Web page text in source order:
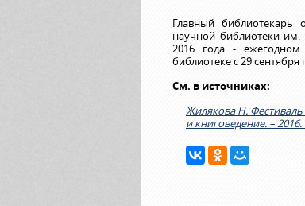
Главный библиотекарь
научной библиотеки
2016 года -
библиотеке с 29 сентября
См. в источниках:
Жилякова Н.
и книговедение. –